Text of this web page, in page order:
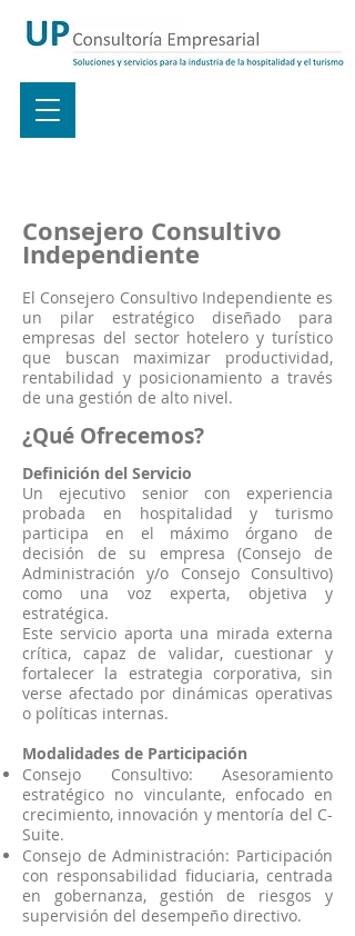
Consejero Consultivo
Independiente
El Consejero Consultivo Independiente es
un pilar estratégico diseñado para
empresas del sector hotelero y turístico
que buscan maximizar productividad,
rentabilidad y posicionamiento a través
de una gestión de alto nivel.
¿Qué Ofrecemos?
Definición del Servicio
Un ejecutivo senior con experiencia
probada en hospitalidad y turismo
participa en el máximo órgano de
decisión de su empresa (Consejo de
Administración y/o Consejo Consultivo)
como una voz experta, objetiva y
estratégica.
Este servicio aporta una mirada externa
crítica, capaz de validar, cuestionar y
fortalecer la estrategia corporativa, sin
verse afectado por dinámicas operativas
o políticas internas.
Modalidades de Participación
Consejo Consultivo: Asesoramiento
estratégico no vinculante, enfocado en
crecimiento, innovación y mentoría del C-
Suite.
Consejo de Administración: Participación
con responsabilidad fiduciaria, centrada
en gobernanza, gestión de riesgos y
supervisión del desempeño directivo.